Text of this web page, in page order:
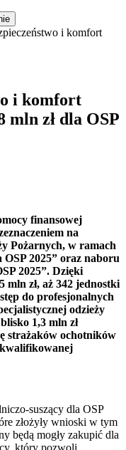
i komfort
i komfort
mln zł dla OSP
finansowej
na
Pożarnych, w ramach
OSP 2025” oraz naboru
2025”. Dzięki
mln zł, aż 342 jednostki
do profesjonalnych
odzieży
1,3 mln zł
strażaków ochotników
kwalifikowanej
suszący dla OSP
złożyły wnioski w tym
będą mogły zakupić dla
który pozwoli